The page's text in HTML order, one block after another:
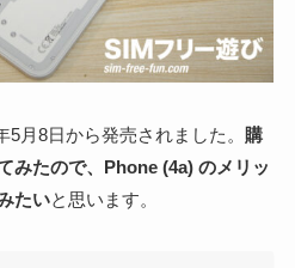
5月8日から発売されました。 購
みたので、Phone (4a) のメリッ
たいと思います。